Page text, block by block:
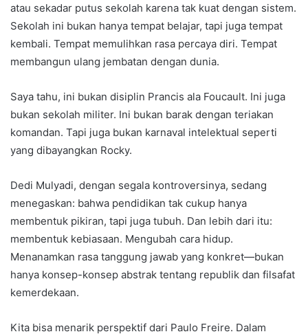
atau sekadar putus sekolah karena tak kuat dengan sistem.
Sekolah ini bukan hanya tempat belajar, tapi juga tempat
kembali. Tempat memulihkan rasa percaya diri. Tempat
membangun ulang jembatan dengan dunia.
Saya tahu, ini bukan disiplin Prancis ala Foucault. Ini juga
bukan sekolah militer. Ini bukan barak dengan teriakan
komandan. Tapi juga bukan karnaval intelektual seperti
yang dibayangkan Rocky.
Dedi Mulyadi, dengan segala kontroversinya, sedang
menegaskan: bahwa pendidikan tak cukup hanya
membentuk pikiran, tapi juga tubuh. Dan lebih dari itu:
membentuk kebiasaan. Mengubah cara hidup.
Menanamkan rasa tanggung jawab yang konkret—bukan
hanya konsep-konsep abstrak tentang republik dan filsafat
kemerdekaan.
Kita bisa menarik perspektif dari Paulo Freire. Dalam